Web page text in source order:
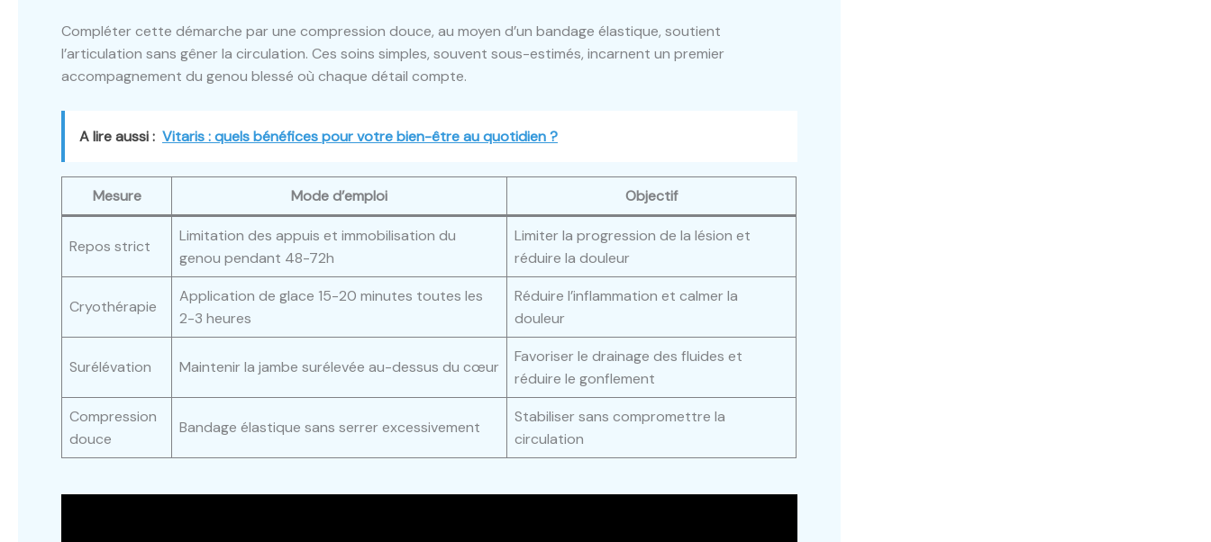
Compléter cette démarche par une compression douce, au moyen d’un bandage élastique, soutient
l’articulation sans gêner la circulation. Ces soins simples, souvent sous-estimés, incarnent un premier
accompagnement du genou blessé où chaque détail compte.
A lire aussi : Vitaris : quels bénéfices pour votre bien-être au quotidien ?
Mesure Mode d’emploi Objectif
Repos strict
Limitation des appuis et immobilisation du
genou pendant 48-72h
Limiter la progression de la lésion et
réduire la douleur
Cryothérapie
Application de glace 15-20 minutes toutes les
2-3 heures
Réduire l’inflammation et calmer la
douleur
Surélévation Maintenir la jambe surélevée au-dessus du cœur
Favoriser le drainage des fluides et
réduire le gonflement
Compression
douce
Bandage élastique sans serrer excessivement
Stabiliser sans compromettre la
circulation